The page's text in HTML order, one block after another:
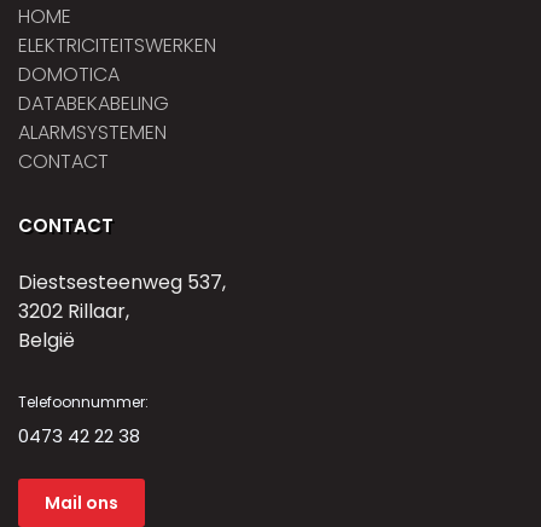
HOME
ELEKTRICITEITSWERKEN
DOMOTICA
DATABEKABELING
ALARMSYSTEMEN
CONTACT
CONTACT
Diestsesteenweg 537,
3202 Rillaar,
België
Telefoonnummer:
0473 42 22 38
Mail ons